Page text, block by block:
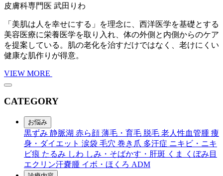
皮膚科専門医 武田りわ
「美肌は人を幸せにする」を理念に、西洋医学を基礎とする
美容医療に栄養医学を取り入れ、体の外側と内側からのケア
を提案している。肌の老化を治すだけではなく、老けにくい
健康な肌作りが得意。
VIEW MORE
CATEGORY
お悩み
黒ずみ 静脈湖 赤ら顔 薄毛・育毛 脱毛 老人性血管腫 痩
身・ダイエット 涙袋 毛穴 巻き爪 多汗症 ニキビ・ニキ
ビ痕 たるみ しわ しみ・そばかす・肝斑 くま
くぼみ目
エクリン汗嚢腫 イボ・ほくろ ADM